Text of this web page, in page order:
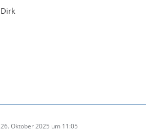
Dirk
26. Oktober 2025 um 11:05